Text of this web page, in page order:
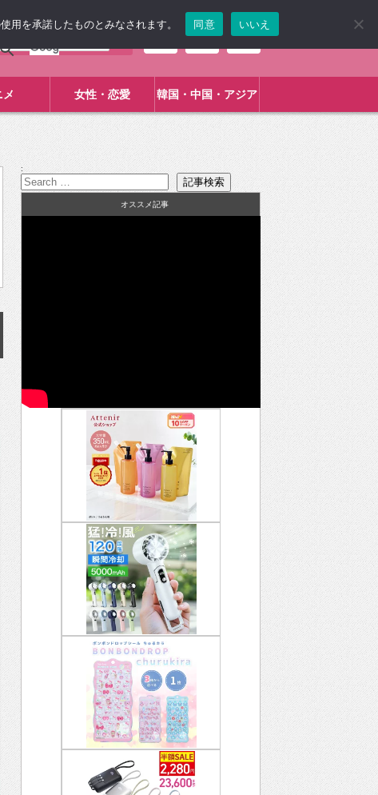
メ 女性・恋愛 韓国・中国・アジア
:
オススメ記事
を承諾したものとみなされます。 同意 いいえ